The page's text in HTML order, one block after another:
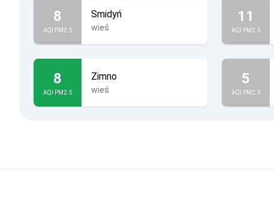
8
AQI PM2.5
Smidyń
wieś
11
AQI PM2.5
8
AQI PM2.5
Zimno
wieś
5
AQI PM2.5